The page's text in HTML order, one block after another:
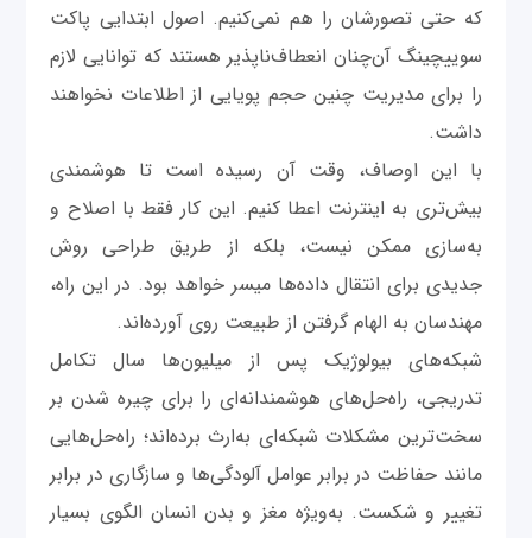
که حتی تصورشان را هم نمی‌کنیم. اصول ابتدایی پاکت
سوییچینگ آن‌چنان انعطاف‌ناپذیر هستند که توانایی لازم
را برای مدیریت چنین حجم پویایی از اطلاعات نخواهند
داشت.
با این اوصاف، وقت آن رسیده است تا هوشمندی
بیش‌تری به اینترنت اعطا کنیم. این‌ کار فقط با اصلاح و
به‌سازی ممکن نیست، بلکه از طریق طراحی روش
جدیدی برای انتقال داده‌ها میسر خواهد بود. در این راه،
مهندسان به الهام گرفتن از طبیعت روی آورده‌اند.
شبکه‌های بیولوژیک پس از میلیون‌ها سال تکامل
تدریجی، راه‌حل‌های هوشمندانه‌ای را برای چیره شدن بر
سخت‌ترین مشکلات شبکه‌ای به‌ارث برده‌اند؛ راه‌حل‌هایی
مانند حفاظت در برابر عوامل آلودگی‌ها و سازگاری در برابر
تغییر و شکست. به‌ویژه مغز و بدن انسان الگوی بسیار